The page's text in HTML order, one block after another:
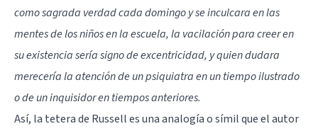
como sagrada verdad cada domingo y se inculcara en las
mentes de los niños en la escuela, la vacilación para creer en
su existencia sería signo de excentricidad, y quien dudara
merecería la atención de un psiquiatra en un tiempo ilustrado
o de un inquisidor en tiempos anteriores.
Así, la tetera de Russell es una analogía o símil que el autor